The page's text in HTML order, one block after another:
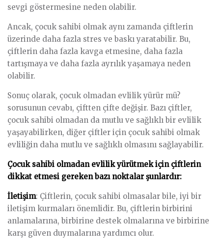
sevgi göstermesine neden olabilir.
Ancak, çocuk sahibi olmak aynı zamanda çiftlerin
üzerinde daha fazla stres ve baskı yaratabilir. Bu,
çiftlerin daha fazla kavga etmesine, daha fazla
tartışmaya ve daha fazla ayrılık yaşamaya neden
olabilir.
Sonuç olarak, çocuk olmadan evlilik yürür mü?
sorusunun cevabı, çiftten çifte değişir. Bazı çiftler,
çocuk sahibi olmadan da mutlu ve sağlıklı bir evlilik
yaşayabilirken, diğer çiftler için çocuk sahibi olmak
evliliğin daha mutlu ve sağlıklı olmasını sağlayabilir.
Çocuk sahibi olmadan evlilik yürütmek için çiftlerin
dikkat etmesi gereken bazı noktalar şunlardır:
İletişim: Çiftlerin, çocuk sahibi olmasalar bile, iyi bir
iletişim kurmaları önemlidir. Bu, çiftlerin birbirini
anlamalarına, birbirine destek olmalarına ve birbirine
karşı güven duymalarına yardımcı olur.